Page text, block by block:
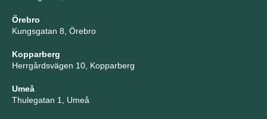
Örebro
Kungsgatan 8, Örebro
Kopparberg
Herrgårdsvägen 10, Kopparberg
Umeå
Thulegatan 1, Umeå